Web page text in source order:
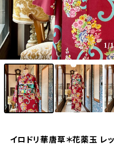
1/
イロドリ華唐草＊花薬玉 レ